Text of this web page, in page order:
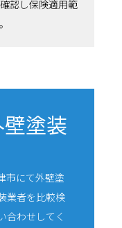
認し保険適用範
塗装
市にて外壁塗
業者を比較検
合わせしてく